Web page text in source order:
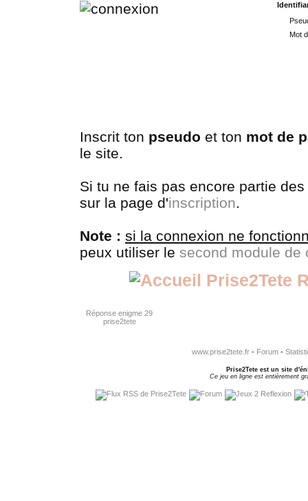
Mot
Inscrit ton pseudo et ton mot de
le site.
Si tu ne fais pas encore partie
sur la page d'inscription.
Note : si la connexion ne
peux utiliser le second module de
Réponse enigme 29
prise2tete
www.prise2tete.fr- Forum-
Prise2Tete est un site
Ce jeu en ligne est entièrement